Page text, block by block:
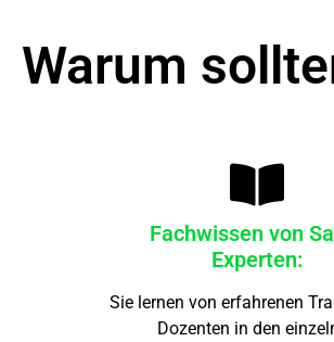
Warum
Fachwissen von
Experten:
Sie lernen von erfahrenen
Dozenten in den